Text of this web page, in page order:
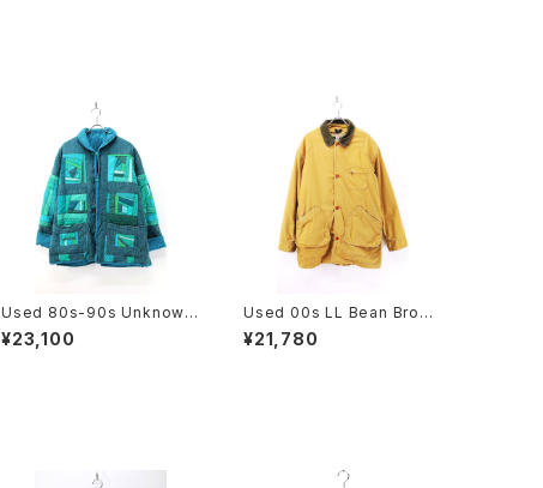
Used 80s-90s Unknown
Turquoise Quilt Patch W
ork Padded Jacket Size
¥23,100
Used 00s LL Bean Brown
PRIMALOFT Liner Origin
al Field Hunting Jacket S
¥21,780